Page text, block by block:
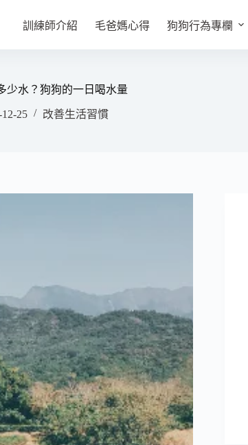
訓練師介紹 毛爸媽心得 狗狗行為專欄
少水？狗狗的一日喝水量
12-25 改善生活習慣